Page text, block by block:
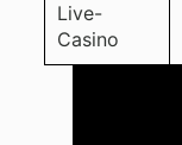
Live-
Casino